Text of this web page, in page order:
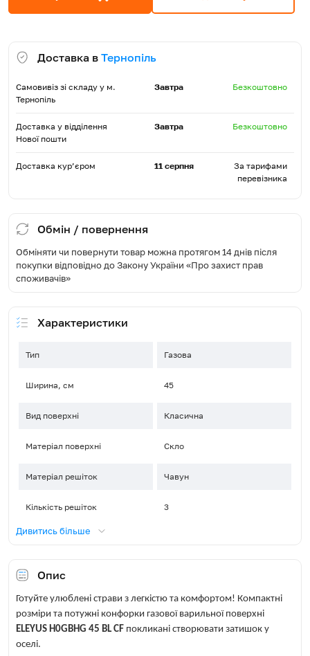
Доставка в Тернопіль
Самовивіз зі складу у м.
Тернопіль
Завтра Безкоштовно
Доставка у відділення
Нової пошти
Завтра Безкоштовно
Доставка кур’єром 11 серпня
За тарифами
перевізника
Обмін / повернення
Обміняти чи повернути товар можна протягом 14 днів після
покупки відповідно до Закону України «Про захист прав
споживачів»
Характеристики
Тип Газова
Ширина, см 45
Вид поверхні Класична
Матеріал поверхні Скло
Матеріал решіток Чавун
Кількість решіток 3
Управління
Розташування панелі
керування
Газ-контроль Так
Електропідпал
Дивитись більше
Опис
Готуйте улюблені страви з легкістю та комфортом! Компактні
розміри та потужні конфорки газової варильної поверхні
ELEYUS H0GBHG 45 BL CF покликані створювати затишок у
оселі.